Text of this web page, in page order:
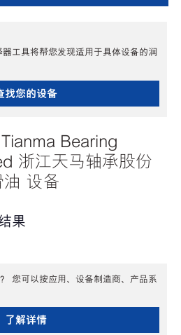
工具将帮您发现适用于具体设备的润
找您的设备
Bearing
浙江天马轴承股份
设备
果
您可以按应用、设备制造商、产品系
了解详情